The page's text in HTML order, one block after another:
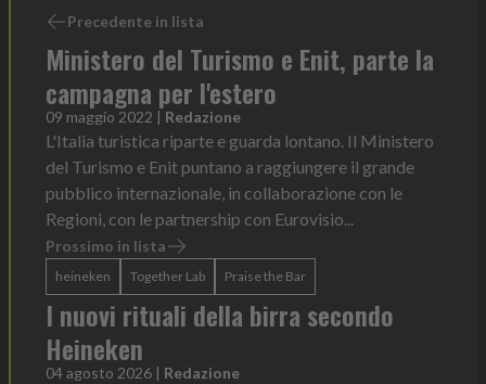
Precedente in lista
Ministero del Turismo e Enit, parte la
campagna per l'estero
09 maggio 2022 | Redazione
L'Italia turistica riparte e guarda lontano. Il Ministero
del Turismo e Enit puntano a raggiungere il grande
pubblico internazionale, in collaborazione con le
Regioni, con le partnership con Eurovisio...
Prossimo in lista
heineken Together Lab Praise the Bar
I nuovi rituali della birra secondo
Heineken
04 agosto 2026 | Redazione